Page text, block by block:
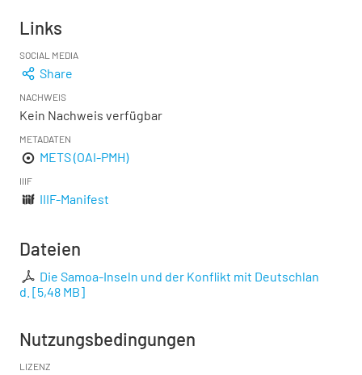
Links
SOCIAL MEDIA
Share
NACHWEIS
Kein Nachweis verfügbar
METADATEN
METS (OAI-PMH)
IIIF
IIIF-Manifest
Dateien
Die Samoa-Inseln und der Konflikt mit Deutschlan
d. [5,48 MB]
Nutzungsbedingungen
LIZENZ